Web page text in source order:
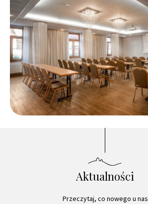
Aktualności
Przeczytaj, co nowego u nas